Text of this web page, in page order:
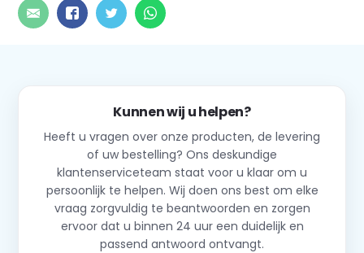
Kunnen wij u helpen?
Heeft u vragen over onze producten, de levering
of uw bestelling? Ons deskundige
klantenserviceteam staat voor u klaar om u
persoonlijk te helpen. Wij doen ons best om elke
vraag zorgvuldig te beantwoorden en zorgen
ervoor dat u binnen 24 uur een duidelijk en
passend antwoord ontvangt.